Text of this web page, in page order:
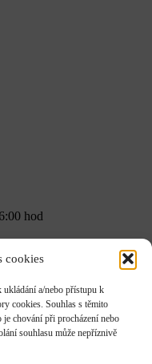
cookies
a/nebo přístupu k
cookies. Souhlas s těmito
chování při procházení nebo
souhlasu může nepříznivě
hod
→